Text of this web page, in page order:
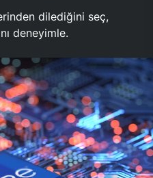
dilediğini seç,
deneyimle.